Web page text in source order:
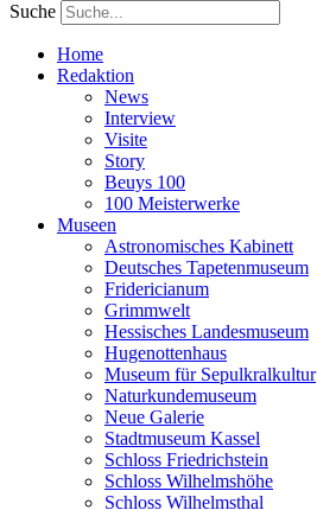
Suche
Home
Redaktion
News
Interview
Visite
Story
Beuys 100
100 Meisterwerke
Museen
Astronomisches Kabinett
Deutsches Tapetenmuseum
Fridericianum
Grimmwelt
Hessisches Landesmuseum
Hugenottenhaus
Museum für Sepulkralkultur
Naturkundemuseum
Neue Galerie
Stadtmuseum Kassel
Schloss Friedrichstein
Schloss Wilhelmshöhe
Schloss Wilhelmsthal